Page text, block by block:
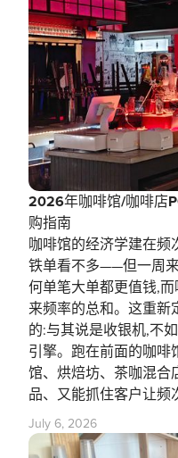
2026年咖啡馆/咖啡店
购指南
咖啡馆的经济学建在频
铁单看不多——但一周
何单笔大单都更值钱,
来频率的总和。这重新
的:与其说是收银机,不
引擎。跑在前面的咖
馆、烘焙坊、茶咖混
品、又能抓住客户让频
July 6, 2026